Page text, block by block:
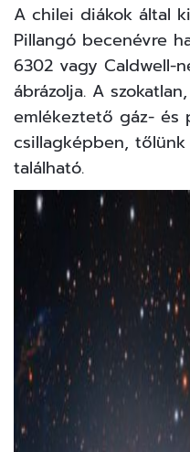
A chilei diákok által
Pillangó becenévre
6302 vagy Caldwell-
ábrázolja. A
emlékeztető gáz- és
csillagképben,
található.